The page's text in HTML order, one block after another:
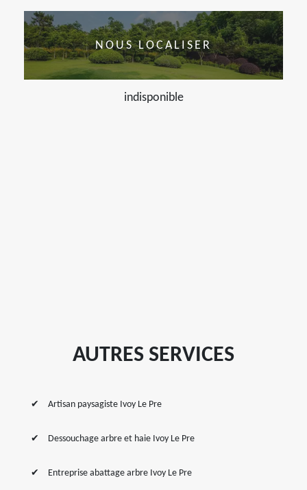
NOUS LOCALISER
indisponible
AUTRES SERVICES
Artisan paysagiste Ivoy Le Pre
Dessouchage arbre et haie Ivoy Le Pre
Entreprise abattage arbre Ivoy Le Pre